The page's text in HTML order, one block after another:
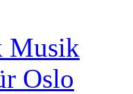
Musik
Oslo